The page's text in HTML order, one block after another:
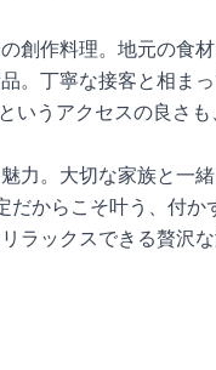
創作料理。地元の食
。丁寧な接客と相ま
うアクセスの良さも
力。大切な家族と一
からこそ叶う、付
ックスできる贅沢な